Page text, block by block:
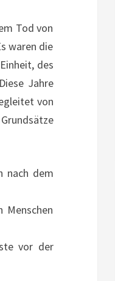
Tod von
waren die
des
Jahre
von
nach dem
vor der